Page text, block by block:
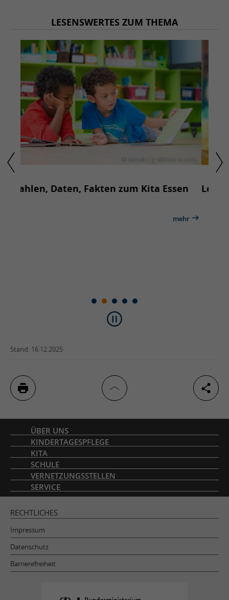
LESENSWERTES ZUM THEMA
© spass@adobe stock
Lecker essen in der Kita
mehr
Stand: 16.12.2025
Inhaltsverzeichnis
ÜBER UNS
KINDERTAGESPFLEGE
KITA
SCHULE
VERNETZUNGSSTELLEN
SERVICE
RECHTLICHES
Impressum
Datenschutz
Barrierefreiheit